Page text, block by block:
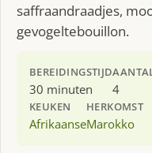
saffraandraadjes,
gevogeltebouillon.
BEREIDINGSTIJD
30 minuten 4
KEUKEN
Afrikaanse
HERKOMST
Marokko